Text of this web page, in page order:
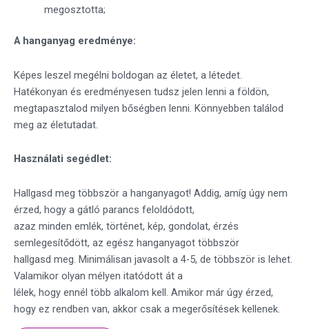
megosztotta;
A hanganyag eredménye:
Képes leszel megélni boldogan az életet, a létedet.
Hatékonyan és eredményesen tudsz jelen lenni a földön,
megtapasztalod milyen bőségben lenni. Könnyebben találod
meg az életutadat.
Használati segédlet:
Hallgasd meg többször a hanganyagot! Addig, amíg úgy nem
érzed, hogy a gátló parancs feloldódott,
azaz minden emlék, történet, kép, gondolat, érzés
semlegesítődött, az egész hanganyagot többször
hallgasd meg. Minimálisan javasolt a 4-5, de többször is lehet.
Valamikor olyan mélyen itatódott át a
lélek, hogy ennél több alkalom kell. Amikor már úgy érzed,
hogy ez rendben van, akkor csak a megerősítések kellenek.